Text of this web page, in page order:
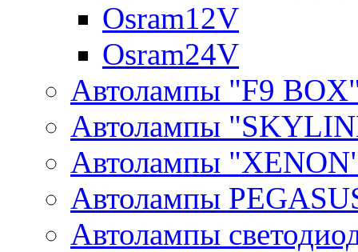
Osram12V
Osram24V
Автолампы "F9
Автолампы
Автолампы
Автолампы
Автолампы